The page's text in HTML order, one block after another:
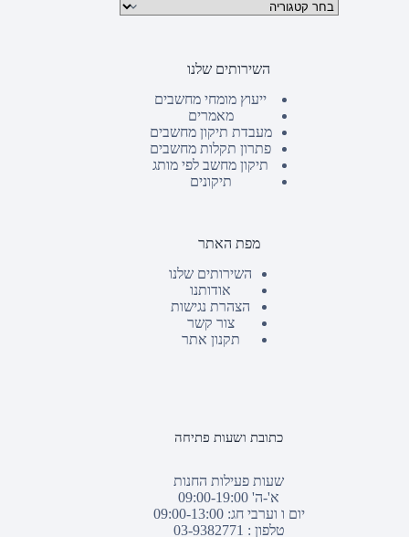
קטגוריות מוצרים
השירותים שלנו
ייעוץ מומחי מחשבים
מאמרים
מעבדת תיקון מחשבים
פתרון תקלות מחשבים
תיקון מחשב לפי מותג
תיקונים
מפת האתר
השירותים שלנו
אודותנו
הצהרת נגישות
צור קשר
תקנון אתר
כתובת ושעות פתיחה
שעות פעילות החנות
א'-ה' 09:00-19:00
יום ו וערבי חג: 09:00-13:00
טלפון : 03-9382771